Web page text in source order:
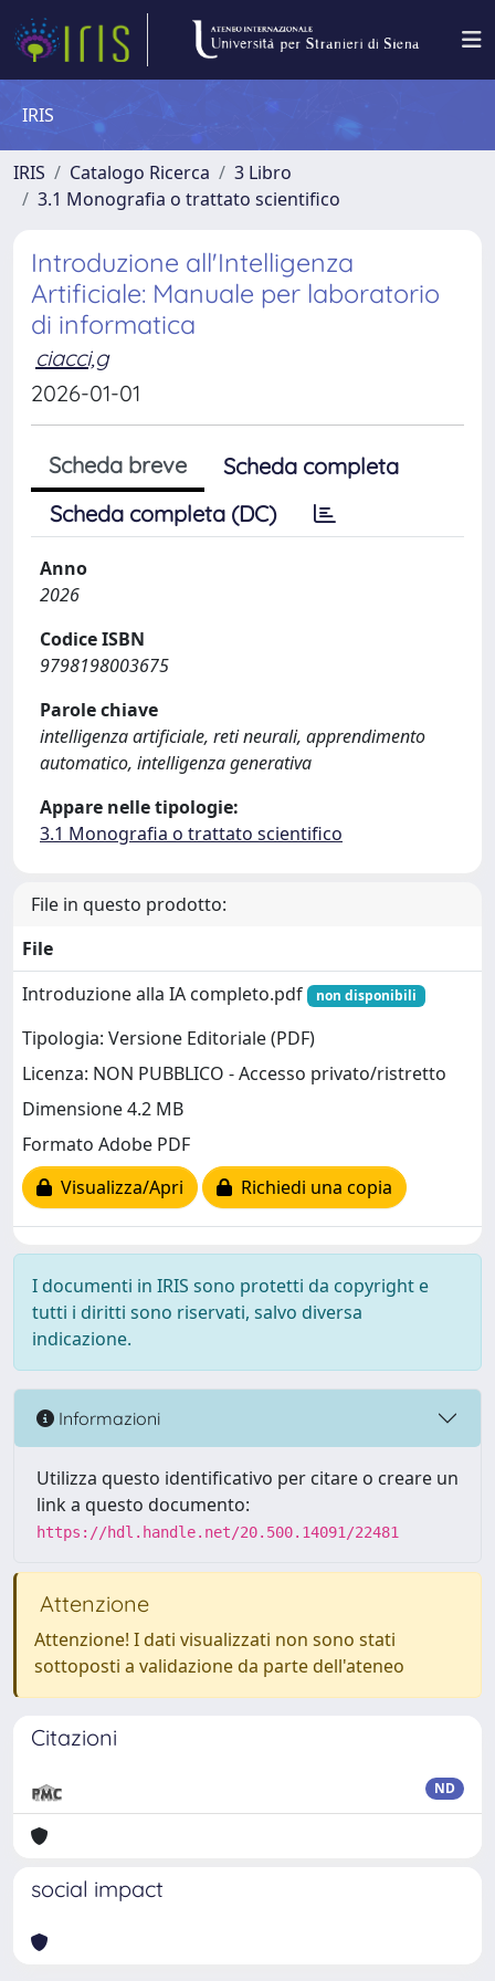
IRIS
IRIS Catalogo Ricerca
3 Libro
3.1 Monografia o trattato scientifico
Introduzione all'Intelligenza
Artificiale: Manuale per laboratorio
di informatica
ciacci,g
2026-01-01
Scheda breve
Scheda completa
Scheda completa (DC)
Anno
2026
Codice ISBN
9798198003675
Parole chiave
intelligenza artificiale, reti neurali, apprendimento
automatico, intelligenza generativa
Appare nelle tipologie:
3.1 Monografia o trattato scientifico
File in questo prodotto:
File
Introduzione alla IA completo.pdf
non disponibili
Tipologia: Versione Editoriale (PDF)
Licenza: NON PUBBLICO - Accesso privato/ristretto
Dimensione 4.2 MB
Formato Adobe PDF
Visualizza/Apri
Richiedi una copia
I documenti in IRIS sono protetti da copyright e
tutti i diritti sono riservati, salvo diversa
indicazione.
Informazioni
Utilizza questo identificativo per citare o creare un
link a questo documento:
https://hdl.handle.net/20.500.14091/22481
Attenzione
Attenzione! I dati visualizzati non sono stati
sottoposti a validazione da parte dell'ateneo
Citazioni
ND
social impact